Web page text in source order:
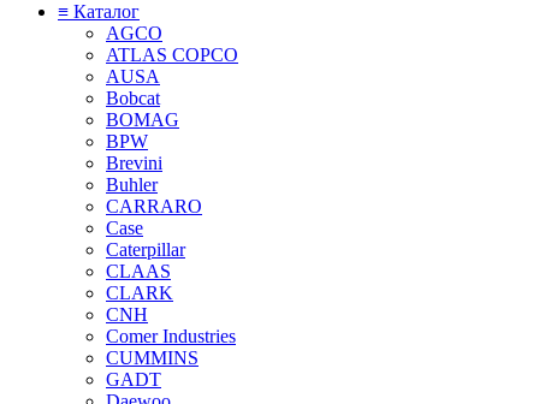
≡ Каталог
AGCO
ATLAS COPCO
AUSA
Bobcat
BOMAG
BPW
Brevini
Buhler
CARRARO
Case
Caterpillar
CLAAS
CLARK
CNH
Comer Industries
CUMMINS
GADT